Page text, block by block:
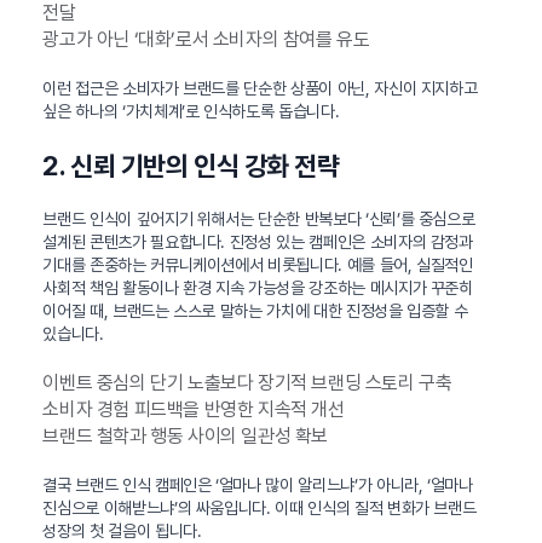
전달
광고가 아닌 ‘대화’로서 소비자의 참여를 유도
이런 접근은 소비자가 브랜드를 단순한 상품이 아닌, 자신이 지지하고
싶은 하나의 ‘가치체계’로 인식하도록 돕습니다.
2. 신뢰 기반의 인식 강화 전략
브랜드 인식이 깊어지기 위해서는 단순한 반복보다 ‘신뢰’를 중심으로
설계된 콘텐츠가 필요합니다. 진정성 있는 캠페인은 소비자의 감정과
기대를 존중하는 커뮤니케이션에서 비롯됩니다. 예를 들어, 실질적인
사회적 책임 활동이나 환경 지속 가능성을 강조하는 메시지가 꾸준히
이어질 때, 브랜드는 스스로 말하는 가치에 대한 진정성을 입증할 수
있습니다.
이벤트 중심의 단기 노출보다 장기적 브랜딩 스토리 구축
소비자 경험 피드백을 반영한 지속적 개선
브랜드 철학과 행동 사이의 일관성 확보
결국 브랜드 인식 캠페인은 ‘얼마나 많이 알리느냐’가 아니라, ‘얼마나
진심으로 이해받느냐’의 싸움입니다. 이때 인식의 질적 변화가 브랜드
성장의 첫 걸음이 됩니다.